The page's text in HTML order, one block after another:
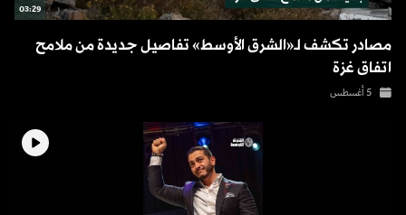
03:29
مصادر تكشف لـ«الشرق الأوسط» تفاصيل جديدة من ملامح
اتفاق غزة
5 أغسطس